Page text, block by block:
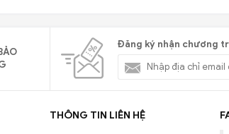
Đăng ký nhận chương
THÔNG TIN LIÊN HỆ